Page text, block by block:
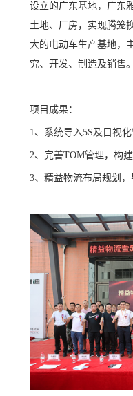
设立的广东基地，广东
土地、厂房，实现腾笼
大的电动车生产基地，
究、开发、制造及销售。
项目成果：
1、系统导入5S及目视
2、完善TOM管理，构
3、精益物流布局规划，